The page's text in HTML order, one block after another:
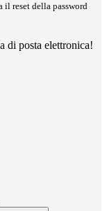
il reset della password
di posta elettronica!